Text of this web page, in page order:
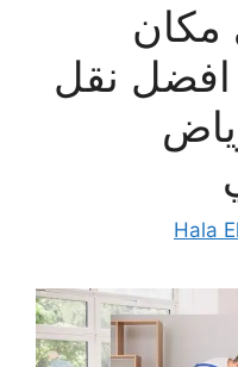
افضل نقل
Hala